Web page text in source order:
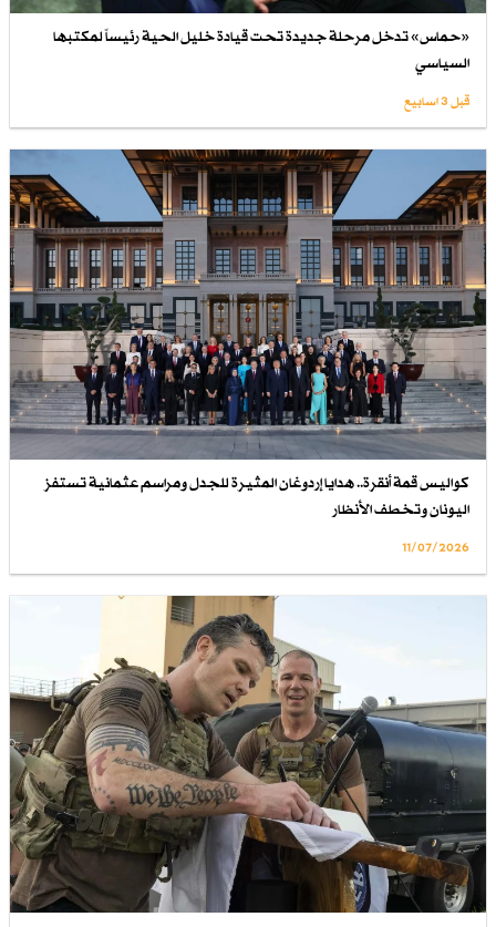
«حماس» تدخل مرحلة جديدة تحت قيادة خليل الحية رئيساً لمكتبها
السياسي
قبل 3 اسابیع
كواليس قمة أنقرة.. هدايا إردوغان المثيرة للجدل ومراسم عثمانية تستفز
اليونان وتخطف الأنظار
11/07/2026